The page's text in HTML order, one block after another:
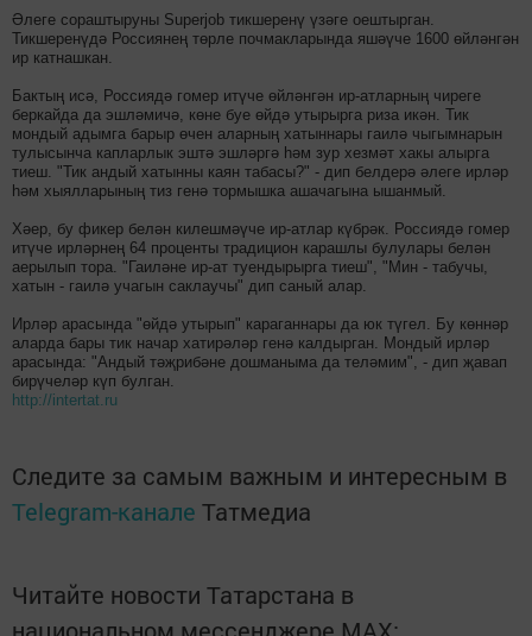
Әлеге сораштыруны Superjob тикшеренү үзәге оештырган.
Тикшеренүдә Россиянең төрле почмакларында яшәүче 1600 өйләнгән
ир катнашкан.
Бактың исә, Россиядә гомер итүче өйләнгән ир-атларның чиреге
беркайда да эшләмичә, көне буе өйдә утырырга риза икән. Тик
мондый адымга барыр өчен аларның хатыннары гаилә чыгымнарын
тулысынча капларлык эштә эшләргә һәм зур хезмәт хакы алырга
тиеш. "Тик андый хатынны каян табасы?" - дип белдерә әлеге ирләр
һәм хыялларының тиз генә тормышка ашачагына ышанмый.
Хәер, бу фикер белән килешмәүче ир-атлар күбрәк. Россиядә гомер
итүче ирләрнең 64 проценты традицион карашлы булулары белән
аерылып тора. "Гаиләне ир-ат туендырырга тиеш", "Мин - табучы,
хатын - гаилә учагын саклаучы" дип саный алар.
Ирләр арасында "өйдә утырып" караганнары да юк түгел. Бу көннәр
аларда бары тик начар хатирәләр генә калдырган. Мондый ирләр
арасында: "Андый тәҗрибәне дошманыма да теләмим", - дип җавап
бирүчеләр күп булган.
http://intertat.ru
Следите за самым важным и интересным в
Telegram-канале Татмедиа
Читайте новости Татарстана в